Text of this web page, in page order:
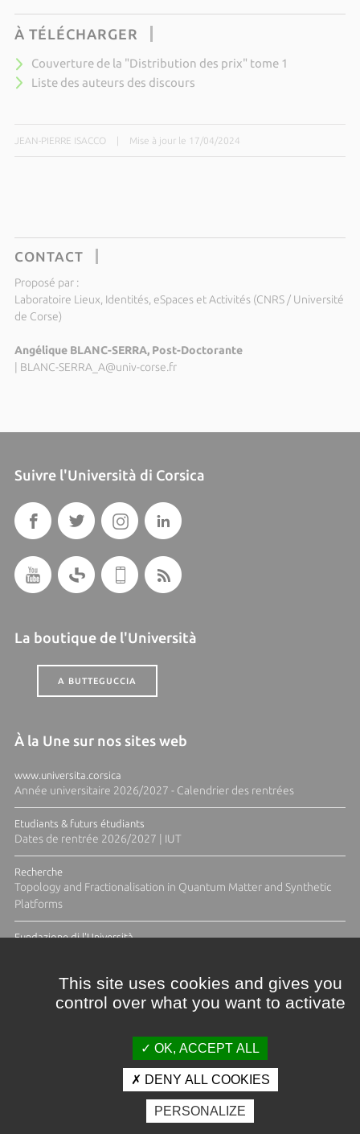
À TÉLÉCHARGER
Couverture de la "Distribution des prix" tome 1
Liste des auteurs des discours
JEAN-PIERRE ISACCO Mise à jour le 17/04/2024
CONTACT
Proposé par :
Laboratoire Lieux, Identités, eSpaces et Activités (CNRS / Université
de Corse)
Angélique BLANC-SERRA, Post-Doctorante
BLANC-SERRA_A@univ-corse.fr
Suivre l'Università di Corsica
La boutique de l'Università
A BUTTEGUCCIA
À la Une sur nos sites web
www.universita.corsica
Année universitaire 2026/2027 - Calendrier des rentrées
Etudiants & futurs étudiants
Dates de rentrée 2026/2027 | IUT
Recherche
Topology and Fractionalisation in Quantum Matter and Synthetic
Platforms
Fundazione di l'Università
Crédits et mentions légales
Espace presse
Photothèque
This site uses cookies and gives you
control over what you want to activate
OK, ACCEPT ALL
DENY ALL COOKIES
PERSONALIZE